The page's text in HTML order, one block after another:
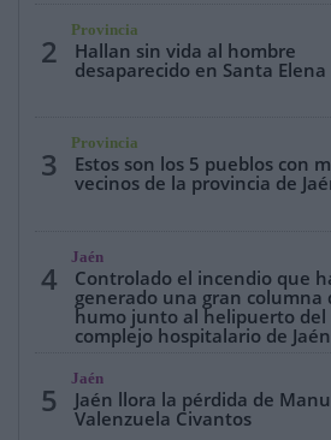
2
Provincia
Hallan sin vida al hombre
desaparecido en Santa Elena
3
Provincia
Estos son los 5 pueblos con
vecinos de la provincia de
4
Jaén
Controlado el incendio que
generado una gran columna
humo junto al helipuerto del
complejo hospitalario de Jaén
5
Jaén
Jaén llora la pérdida de
Valenzuela Civantos